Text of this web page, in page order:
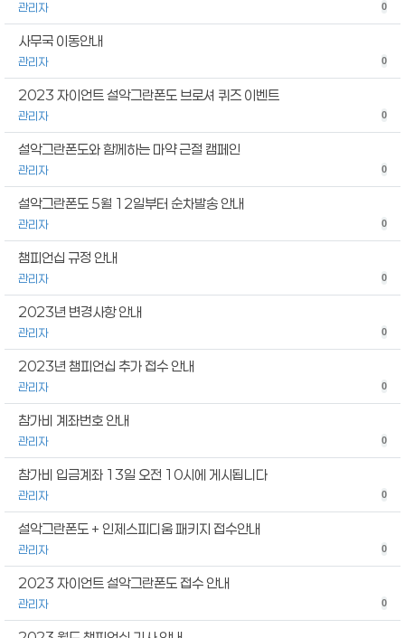
관리자 0
사무국 이동안내
관리자 0
2023 자이언트 설악그란폰도 브로셔 퀴즈 이벤트
관리자 0
설악그란폰도와 함께하는 마약 근절 캠페인
관리자 0
설악그란폰도 5월 12일부터 순차발송 안내
관리자 0
챔피언십 규정 안내
관리자 0
2023년 변경사항 안내
관리자 0
2023년 챔피언십 추가 접수 안내
관리자 0
참가비 계좌번호 안내
관리자 0
참가비 입금계좌 13일 오전 10시에 게시됩니다
관리자 0
설악그란폰도 + 인제스피디움 패키지 접수안내
관리자 0
2023 자이언트 설악그란폰도 접수 안내
관리자 0